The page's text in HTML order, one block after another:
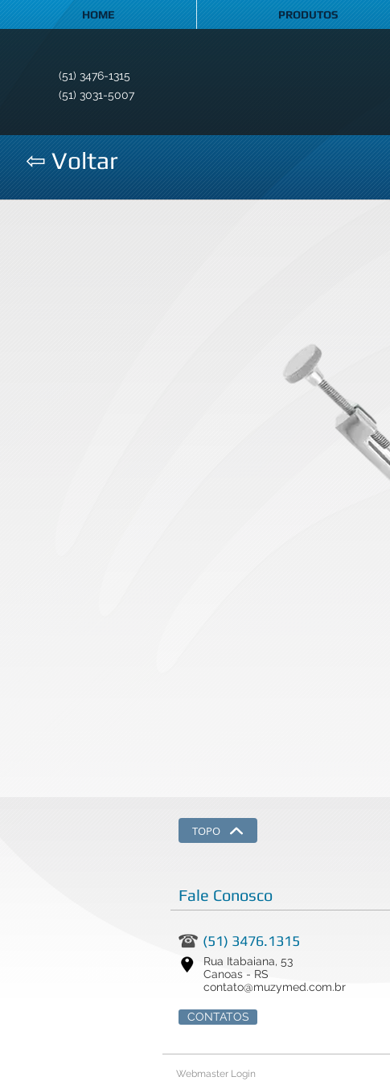
HOME PRODUTOS
(51) 3476-1315
(51) 3031-5007
⇦ Voltar
Fale Conosco
Rua Itabaiana, 53
Canoas - RS
contato@muzymed.com.br
Webmaster Login
(51) 3476.1315
CONTATOS
TOPO